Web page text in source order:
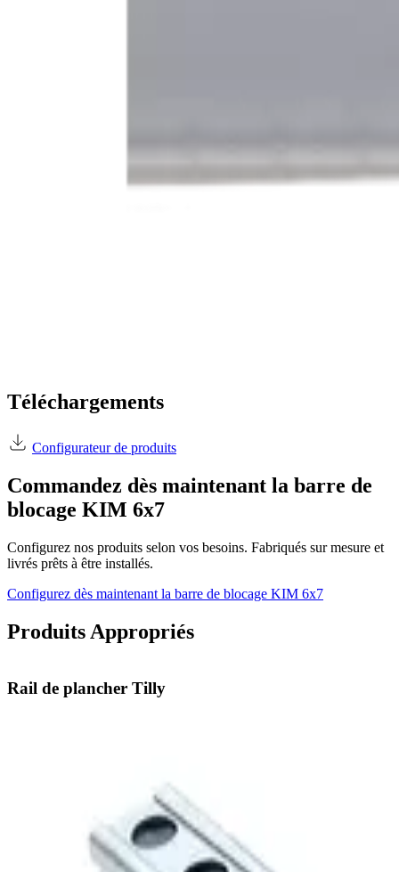
Téléchargements
Configurateur de produits
Commandez dès maintenant la barre de
blocage KIM 6x7
Configurez nos produits selon vos besoins. Fabriqués sur mesure et
livrés prêts à être installés.
Configurez dès maintenant la barre de blocage KIM 6x7
Produits Appropriés
Rail de plancher Tilly